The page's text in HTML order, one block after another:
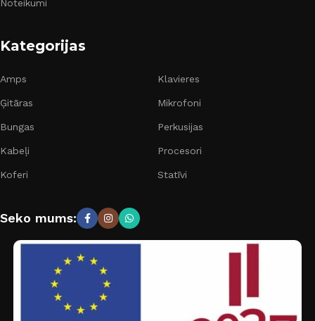
Noteikumi
Kategorijas
Amps
Ģitāras
Bungas
Kabeļi
Koferi
Klavieres
Mikrofoni
Perkusijas
Procesori
Statīvi
Seko mums: